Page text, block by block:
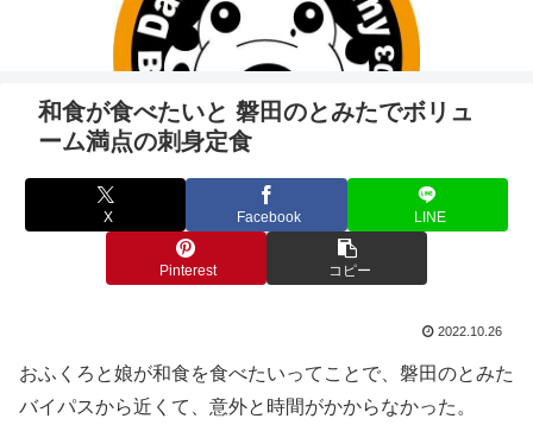
和食が食べたいと 磐田のとみたでボリュ
ーム満点の刺身定食
X Facebook LINE
Pinterest コピー
2022.10.26
おふくろと娘が和食を食べたいってことで、磐田のとみた
バイパスから近くて、意外と時間がかからなかった。